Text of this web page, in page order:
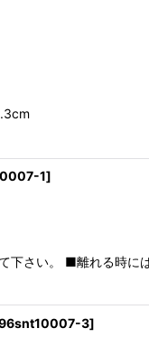
り込む
1]
い。 ■離れる時に
3]